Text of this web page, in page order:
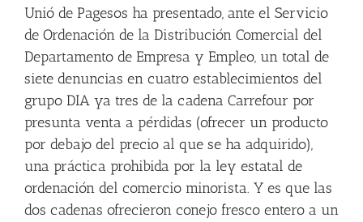
WooCommerce Cart
Unió de Pagesos ha presentado, ante el Servicio
de Ordenación de la Distribución Comercial del
Departamento de Empresa y Empleo, un total de
siete denuncias en cuatro establecimientos del
grupo DIA ya tres de la cadena Carrefour por
presunta venta a pérdidas (ofrecer un producto
por debajo del precio al que se ha adquirido),
una práctica prohibida por la ley estatal de
ordenación del comercio minorista. Y es que las
dos cadenas ofrecieron conejo fresco entero a un